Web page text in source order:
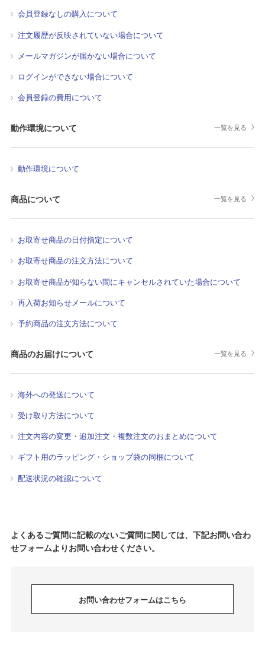
会員登録なしの購入について
注文履歴が反映されていない場合について
メールマガジンが届かない場合について
ログインができない場合について
会員登録の費用について
動作環境について 一覧を見る
動作環境について
商品について 一覧を見る
お取寄せ商品の日付指定について
お取寄せ商品の注文方法について
お取寄せ商品が知らない間にキャンセルされていた場合について
再入荷お知らせメールについて
予約商品の注文方法について
商品のお届けについて 一覧を見る
海外への発送について
受け取り方法について
注文内容の変更・追加注文・複数注文のおまとめについて
ギフト用のラッピング・ショップ袋の同梱について
配送状況の確認について
よくあるご質問に記載のないご質問に関しては、下記お問い合わ
せフォームよりお問い合わせください。
お問い合わせフォームはこちら